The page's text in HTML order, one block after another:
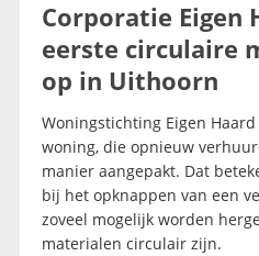
Corporatie Eigen
eerste circulaire
op in Uithoorn
Woningstichting Eigen
woning, die opnieuw
manier aangepakt. Dat
bij het opknappen van een
zoveel mogelijk worden
materialen circulair zijn.